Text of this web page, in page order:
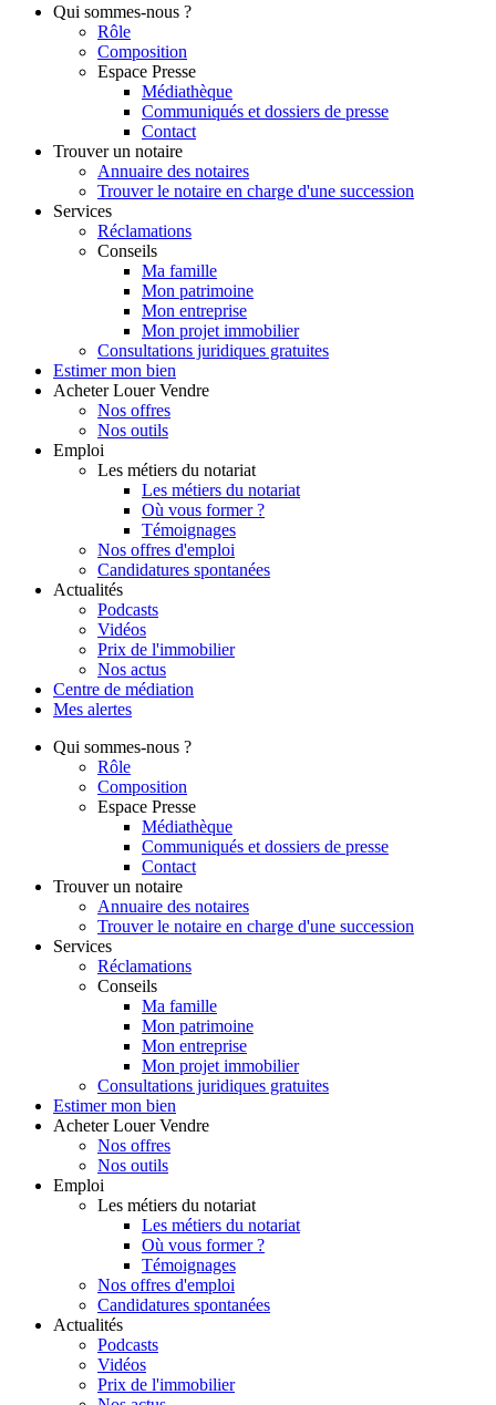
Qui sommes-nous ?
Rôle
Composition
Espace Presse
Médiathèque
Communiqués et dossiers de presse
Contact
Trouver un notaire
Annuaire des notaires
Trouver le notaire en charge d'une succession
Services
Réclamations
Conseils
Ma famille
Mon patrimoine
Mon entreprise
Mon projet immobilier
Consultations juridiques gratuites
Estimer mon bien
Acheter Louer Vendre
Nos offres
Nos outils
Emploi
Les métiers du notariat
Les métiers du notariat
Où vous former ?
Témoignages
Nos offres d'emploi
Candidatures spontanées
Actualités
Podcasts
Vidéos
Prix de l'immobilier
Nos actus
Centre de médiation
Mes alertes
Qui sommes-nous ?
Rôle
Composition
Espace Presse
Médiathèque
Communiqués et dossiers de presse
Contact
Trouver un notaire
Annuaire des notaires
Trouver le notaire en charge d'une succession
Services
Réclamations
Conseils
Ma famille
Mon patrimoine
Mon entreprise
Mon projet immobilier
Consultations juridiques gratuites
Estimer mon bien
Acheter Louer Vendre
Nos offres
Nos outils
Emploi
Les métiers du notariat
Les métiers du notariat
Où vous former ?
Témoignages
Nos offres d'emploi
Candidatures spontanées
Actualités
Podcasts
Vidéos
Prix de l'immobilier